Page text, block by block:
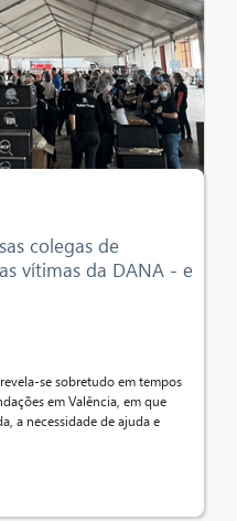
colegas de
vítimas da DANA - e
se sobretudo em tempos
em Valência, em que
a necessidade de ajuda e